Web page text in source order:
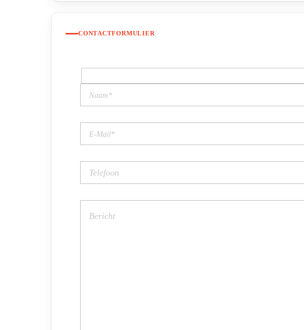
CONTACTFORMULIER